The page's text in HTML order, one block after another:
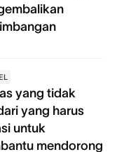
yang tidak
yang harus
untuk
mendorong